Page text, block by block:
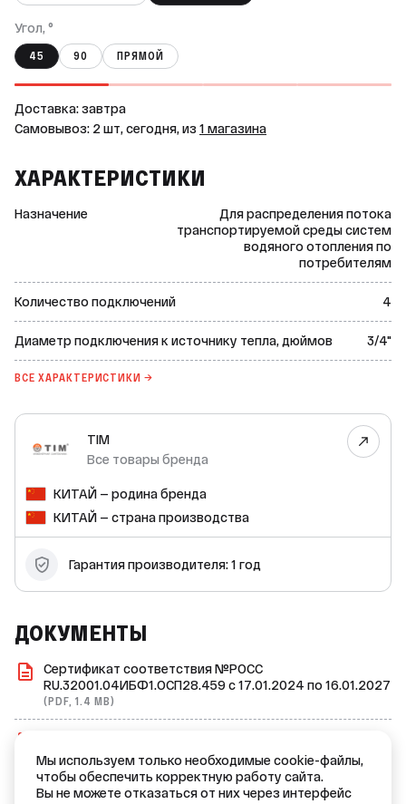
Угол, °
45 90 ПРЯМОЙ
Доставка: завтра
Самовывоз: 2 шт, сегодня, из 1 магазина
ХАРАКТЕРИСТИКИ
Назначение
Для распределения потока
транспортируемой среды систем
водяного отопления по
потребителям
Количество подключений 4
Диаметр подключения к источнику тепла, дюймов 3/4"
ВСЕ ХАРАКТЕРИСТИКИ →
TIM
Все товары бренда
КИТАЙ — родина бренда
КИТАЙ — страна производства
Гарантия производителя: 1 год
ДОКУМЕНТЫ
Сертификат соответствия №РОСС
RU.32001.04ИБФ1.ОСП28.459 с 17.01.2024 по 16.01.2027
(PDF, 1.4 MB)
(PDF, 239 KB)
Декларация соответствия №ИЛ03-21225
Мы используем только необходимые cookie-файлы,
чтобы обеспечить корректную работу сайта.
Вы не можете отказаться от них через интерфейс